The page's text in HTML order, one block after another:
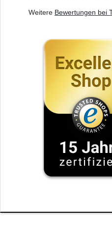
Weitere Bewertungen bei